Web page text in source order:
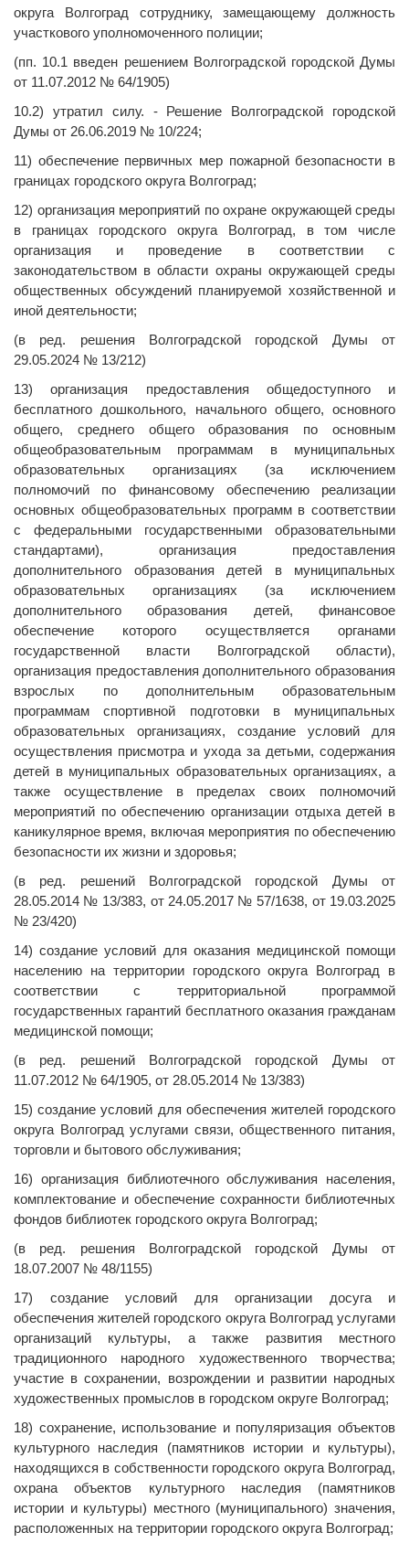
округа Волгоград сотруднику, замещающему должность
участкового уполномоченного полиции;
(пп. 10.1 введен решением Волгоградской городской Думы
от 11.07.2012 № 64/1905)
10.2) утратил силу. - Решение Волгоградской городской
Думы от 26.06.2019 № 10/224;
11) обеспечение первичных мер пожарной безопасности в
границах городского округа Волгоград;
12) организация мероприятий по охране окружающей среды
в границах городского округа Волгоград, в том числе
организация и проведение в соответствии с
законодательством в области охраны окружающей среды
общественных обсуждений планируемой хозяйственной и
иной деятельности;
(в ред. решения Волгоградской городской Думы от
29.05.2024 № 13/212)
13) организация предоставления общедоступного и
бесплатного дошкольного, начального общего, основного
общего, среднего общего образования по основным
общеобразовательным программам в муниципальных
образовательных организациях (за исключением
полномочий по финансовому обеспечению реализации
основных общеобразовательных программ в соответствии
с федеральными государственными образовательными
стандартами), организация предоставления
дополнительного образования детей в муниципальных
образовательных организациях (за исключением
дополнительного образования детей, финансовое
обеспечение которого осуществляется органами
государственной власти Волгоградской области),
организация предоставления дополнительного образования
взрослых по дополнительным образовательным
программам спортивной подготовки в муниципальных
образовательных организациях, создание условий для
осуществления присмотра и ухода за детьми, содержания
детей в муниципальных образовательных организациях, а
также осуществление в пределах своих полномочий
мероприятий по обеспечению организации отдыха детей в
каникулярное время, включая мероприятия по обеспечению
безопасности их жизни и здоровья;
(в ред. решений Волгоградской городской Думы от
28.05.2014 № 13/383, от 24.05.2017 № 57/1638, от 19.03.2025
№ 23/420)
14) создание условий для оказания медицинской помощи
населению на территории городского округа Волгоград в
соответствии с территориальной программой
государственных гарантий бесплатного оказания гражданам
медицинской помощи;
(в ред. решений Волгоградской городской Думы от
11.07.2012 № 64/1905, от 28.05.2014 № 13/383)
15) создание условий для обеспечения жителей городского
округа Волгоград услугами связи, общественного питания,
торговли и бытового обслуживания;
16) организация библиотечного обслуживания населения,
комплектование и обеспечение сохранности библиотечных
фондов библиотек городского округа Волгоград;
(в ред. решения Волгоградской городской Думы от
18.07.2007 № 48/1155)
17) создание условий для организации досуга и
обеспечения жителей городского округа Волгоград услугами
организаций культуры, а также развития местного
традиционного народного художественного творчества;
участие в сохранении, возрождении и развитии народных
художественных промыслов в городском округе Волгоград;
18) сохранение, использование и популяризация объектов
культурного наследия (памятников истории и культуры),
находящихся в собственности городского округа Волгоград,
охрана объектов культурного наследия (памятников
истории и культуры) местного (муниципального) значения,
расположенных на территории городского округа Волгоград;